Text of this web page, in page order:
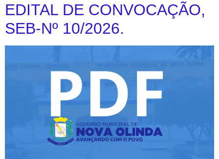
EDITAL DE CONVOCAÇÃO,
SEB-Nº 10/2026.